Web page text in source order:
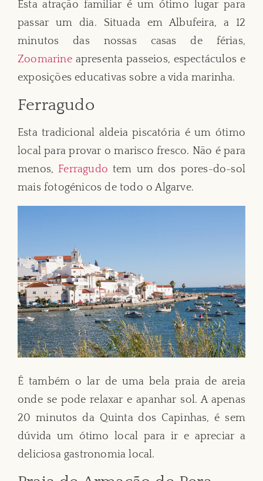
Esta atração familiar é um ótimo lugar para
passar um dia. Situada em Albufeira, a 12
minutos das nossas casas de férias,
Zoomarineapresenta passeios, espectáculos e
exposições educativas sobre a vida marinha.
Ferragudo
Esta tradicional aldeia piscatória é um ótimo
local para provar o marisco fresco. Não é para
menos,Ferragudo tem um dos pores-do-sol
mais fotogénicos de todo o Algarve.
É também o lar de uma bela praia de areia
onde se pode relaxar e apanhar sol. A apenas
20 minutos da Quinta dos Capinhas, é sem
dúvida um ótimo local para ir e apreciar a
deliciosa gastronomia local.